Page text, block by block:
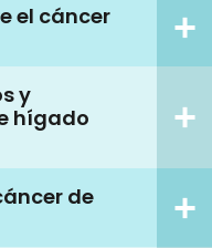
el cáncer
y
hígado
de